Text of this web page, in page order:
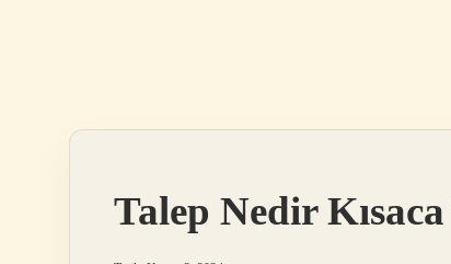
Talep Nedir Kısaca